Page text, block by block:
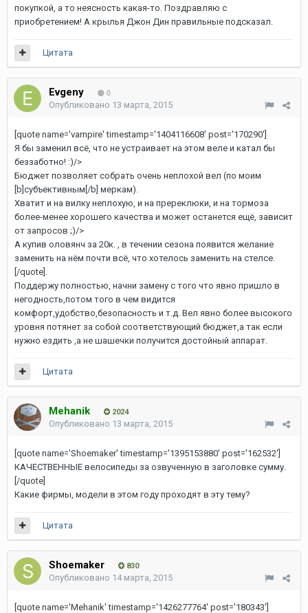
покупкой, а то неясность какая-то. Поздравляю с
приобретением! А крылья Джон Дин правильные подсказал.
Цитата
Evgeny 0
Опубликовано 13 марта, 2015
[quote name='vampire' timestamp='1404116608' post='170290']
Я бы заменил всё, что не устраивает на этом веле и катал бы
беззаботно! :)/>
Бюджет позволяет собрать очень неплохой вел (по моим
[b]субъективным[/b] меркам).
Хватит и на вилку неплохую, и на пререклюки, и на тормоза
более-менее хорошего качества и может останется ещё, зависит
от запросов ;)/>
А купив оловянч за 20к. , в течении сезона появится желание
заменить на нём почти всё, что хотелось заменить на стелсе.
[/quote].
Поддержу полностью, начни замену с того что явно пришло в
негодность,потом того в чем видится
комфорт,удобство,безопасность и т.д. Вел явно более высокого
уровня потянет за собой соответствующий бюджет,а так если
нужно ездить ,а не шашечки получится достойный аппарат.
Цитата
Mehanik 2024
Опубликовано 13 марта, 2015
[quote name='Shoemaker' timestamp='1395153880' post='162532']
КАЧЕСТВЕННЫЕ велосипеды за озвученную в заголовке сумму.
[/quote]
Какие фирмы, модели в этом году проходят в эту тему?
Цитата
Shoemaker 830
Опубликовано 14 марта, 2015
[quote name='Mehanik' timestamp='1426277764' post='180343']